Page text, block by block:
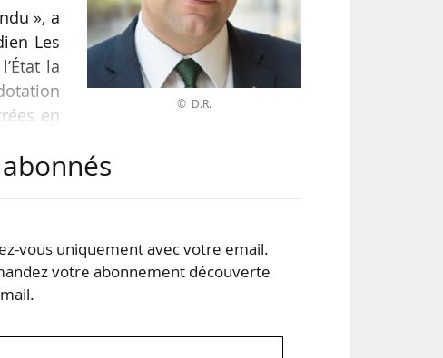
», a
Les
la
en
© D.R.
vous uniquement avec votre email.
votre abonnement découverte